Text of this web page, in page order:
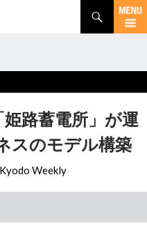
路蓄電所」が運
スのモデル構築
Kyodo Weekly